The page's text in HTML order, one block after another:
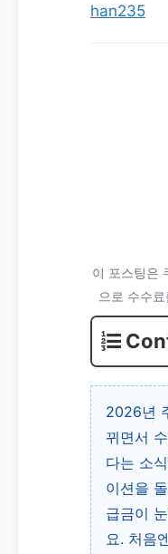
han235
이 포스팅은
으로 수수
2026년
뀌면서
다는 소
이션을
급금이
요. 처음